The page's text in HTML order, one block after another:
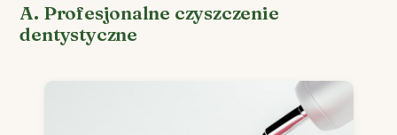
A. Profesjonalne czyszczenie
dentystyczne